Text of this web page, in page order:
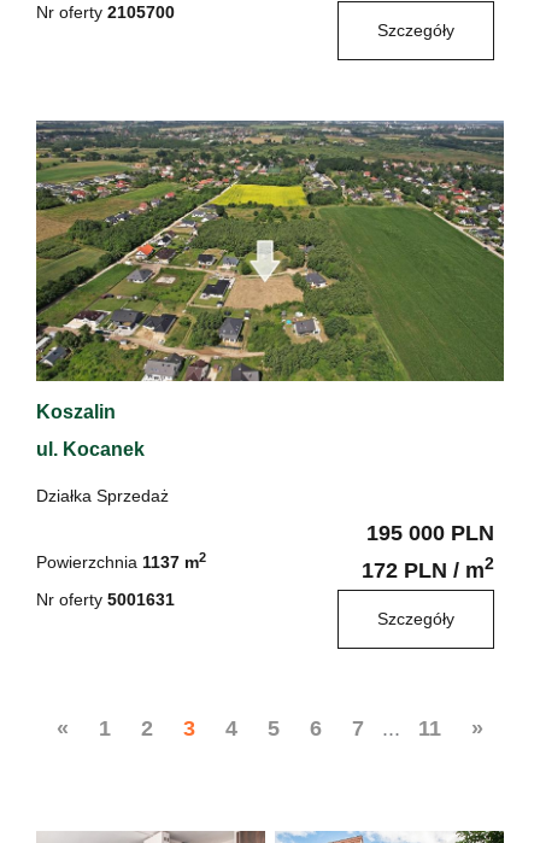
Nr oferty 2105700
Szczegóły
Koszalin
ul. Kocanek
Działka Sprzedaż
Powierzchnia 1137 m2
Nr oferty 5001631
195 000 PLN
172 PLN / m2
Szczegóły
« 1 2 3 4 5 6 7 ... 11 »